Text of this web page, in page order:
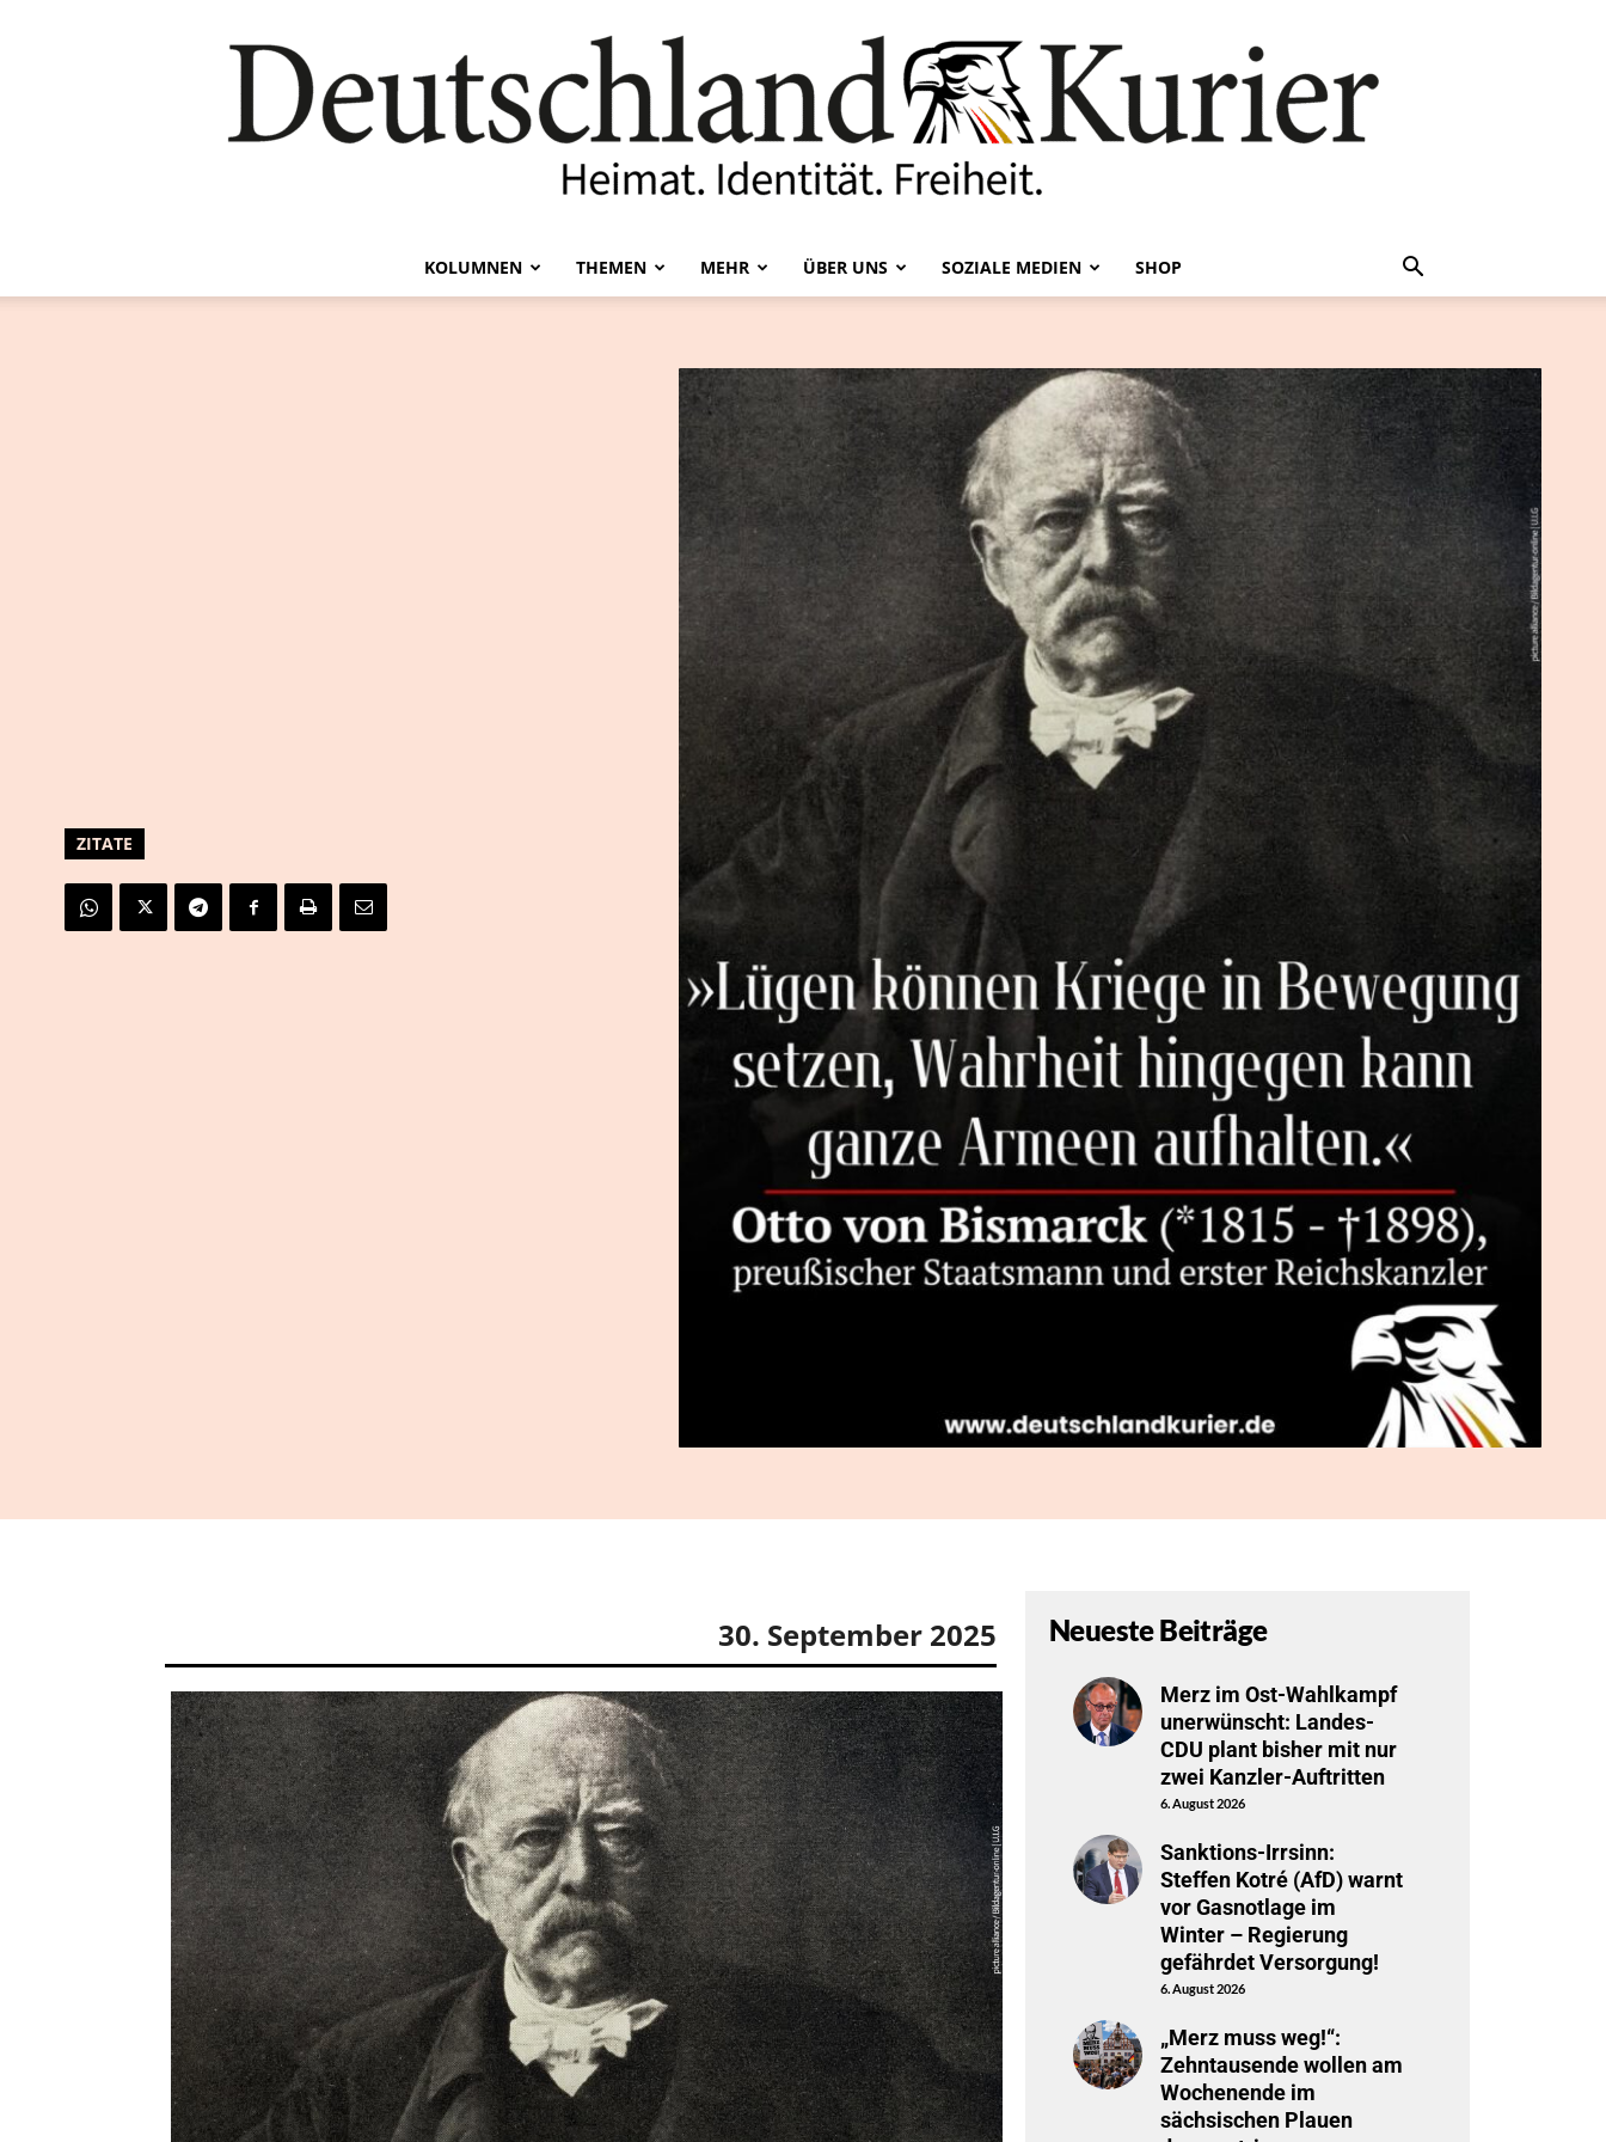
Kurier
KOLUMNEN THEMEN MEHR ÜBER UNS SOZIALE MEDIEN SHOP
ZITATE
30. September 2025 Neueste Beiträge
Merz im Ost-Wahlkampf
unerwünscht: Landes-
CDU plant bisher mit nur
zwei Kanzler-Auftritten
6. August 2026
Sanktions-Irrsinn:
Steffen Kotré (AfD) warnt
vor Gasnotlage im
Winter – Regierung
gefährdet Versorgung!
6. August 2026
„Merz muss weg!“:
Zehntausende wollen am
Wochenende im
sächsischen Plauen